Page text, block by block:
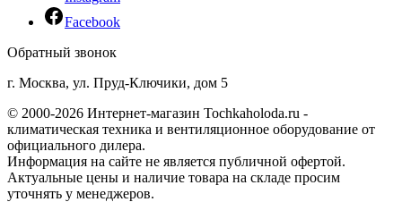
Facebook
Обратный звонок
г. Москва, ул. Пруд-Ключики, дом 5
© 2000-2026 Интернет-магазин Tochkaholoda.ru -
климатическая техника и вентиляционное оборудование от
официального дилера.
Информация на сайте не является публичной офертой.
Актуальные цены и наличие товара на складе просим
уточнять у менеджеров.